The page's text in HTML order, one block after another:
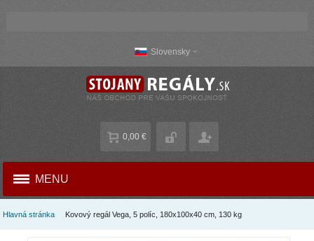
Slovensky
0,00 €
MENU
Hlavná stránka Kovový regál Vega, 5 políc, 180x100x40 cm, 130 kg